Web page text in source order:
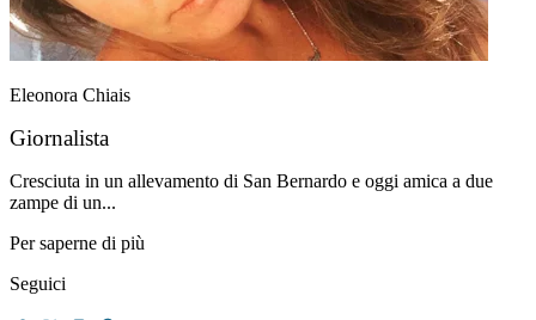
Eleonora Chiais
Giornalista
Cresciuta in un allevamento di San Bernardo e oggi amica a due
zampe di un...
Per saperne di più
Seguici